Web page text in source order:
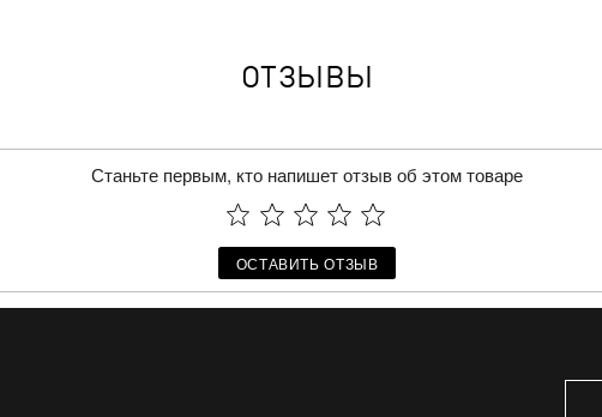
ОТЗЫВЫ
Станьте первым, кто напишет отзыв об этом товаре
ОСТАВИТЬ ОТЗЫВ